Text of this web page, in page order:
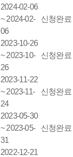
2024-02-06
~ 2024-02-
06
신청완료
2023-10-26
~ 2023-10-
26
신청완료
2023-11-22
~ 2023-11-
24
신청완료
2023-05-30
~ 2023-05-
31
신청완료
2022-12-21